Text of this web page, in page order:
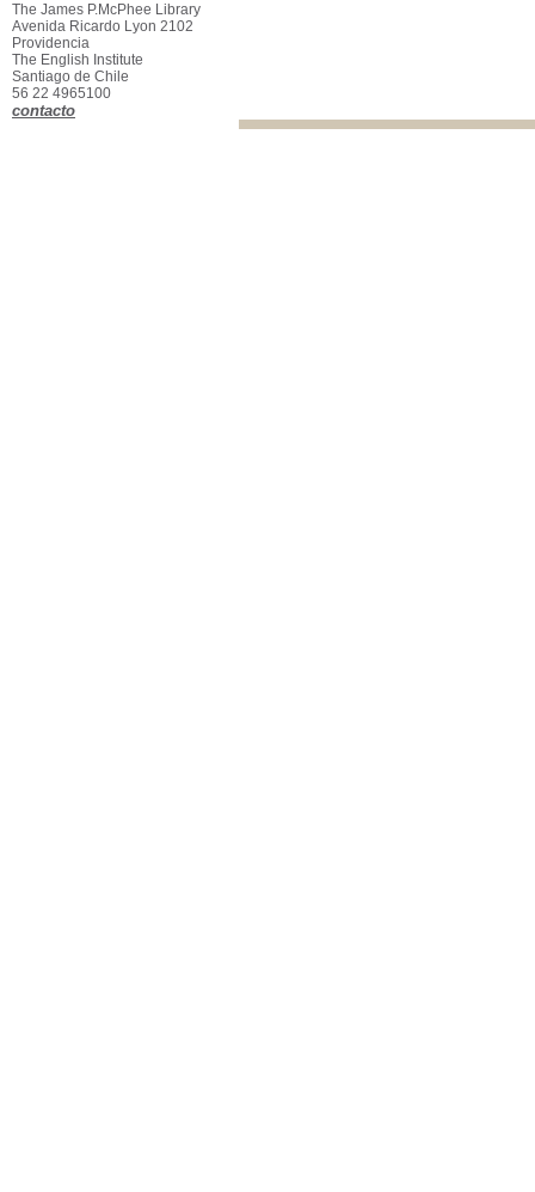
The James P.McPhee Library
Avenida Ricardo Lyon 2102
Providencia
The English Institute
Santiago de Chile
56 22 4965100
contacto